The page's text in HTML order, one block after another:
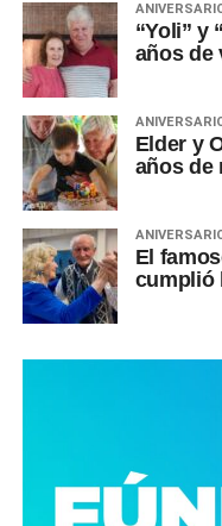
“Yoli” y
años de
Elder y
años de
El
cumplió